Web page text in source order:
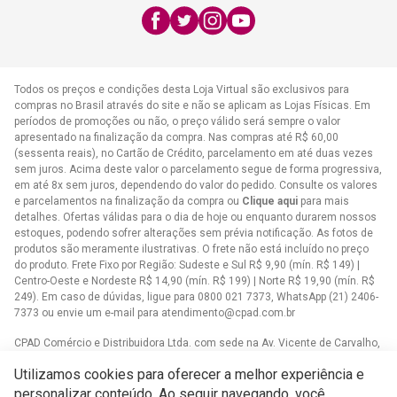
atendimento@cpad.com.br
Todos os preços e condições desta Loja Virtual são exclusivos para
compras no Brasil através do site e não se aplicam as Lojas Físicas. Em
períodos de promoções ou não, o preço válido será sempre o valor
apresentado na finalização da compra. Nas compras até R$ 60,00
(sessenta reais), no Cartão de Crédito, parcelamento em até duas vezes
sem juros. Acima deste valor o parcelamento segue de forma progressiva,
em até 8x sem juros, dependendo do valor do pedido. Consulte os valores
e parcelamentos na finalização da compra ou Clique aqui para mais
detalhes. Ofertas válidas para o dia de hoje ou enquanto durarem nossos
estoques, podendo sofrer alterações sem prévia notificação. As fotos de
produtos são meramente ilustrativas. O frete não está incluído no preço
do produto. Frete Fixo por Região: Sudeste e Sul R$ 9,90 (mín. R$ 149) |
Centro-Oeste e Nordeste R$ 14,90 (mín. R$ 199) | Norte R$ 19,90 (mín. R$
249). Em caso de dúvidas, ligue para 0800 021 7373, WhatsApp (21) 2406-
7373 ou envie um e-mail para atendimento@cpad.com.br
CPAD Comércio e Distribuidora Ltda. com sede na Av. Vicente de Carvalho,
Casa Publicadora das Assembleias de Deus com sede na Av. Brasil,
Utilizamos cookies para oferecer a melhor experiência e